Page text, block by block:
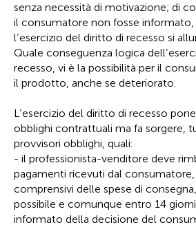
senza necessità di motivazione; di
il consumatore non fosse
l’esercizio del diritto di recesso si
Quale conseguenza logica
recesso, vi è la possibilità per il
il prodotto, anche se deteriorato.
L’esercizio del diritto di recesso
obblighi contrattuali ma fa sorgere,
provvisori obblighi, quali:
- il professionista-venditore deve
pagamenti ricevuti dal
comprensivi delle spese di
possibile e comunque entro 14
informato della decisione del